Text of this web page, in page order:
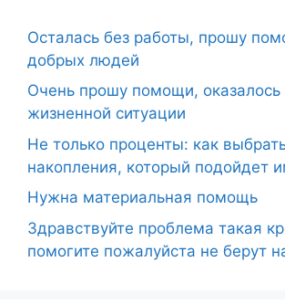
Осталась без работы, прошу
добрых людей
Очень прошу помощи, оказалось
жизненной ситуации
Не только проценты: как
накопления, который подойдет
Нужна материальная помощь
Здравствуйте проблема такая
помогите пожалуйста не берут